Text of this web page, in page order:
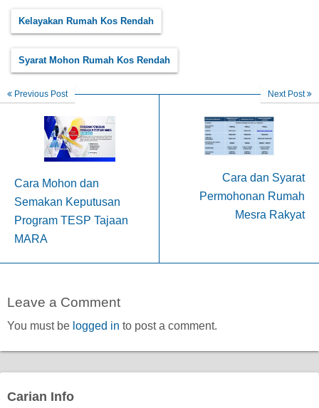
Kelayakan Rumah Kos Rendah
Syarat Mohon Rumah Kos Rendah
Previous Post
Cara Mohon dan
Semakan Keputusan
Program TESP Tajaan
MARA
Next Post
Cara dan Syarat
Permohonan Rumah
Mesra Rakyat
Leave a Comment
You must be logged in to post a comment.
Carian Info